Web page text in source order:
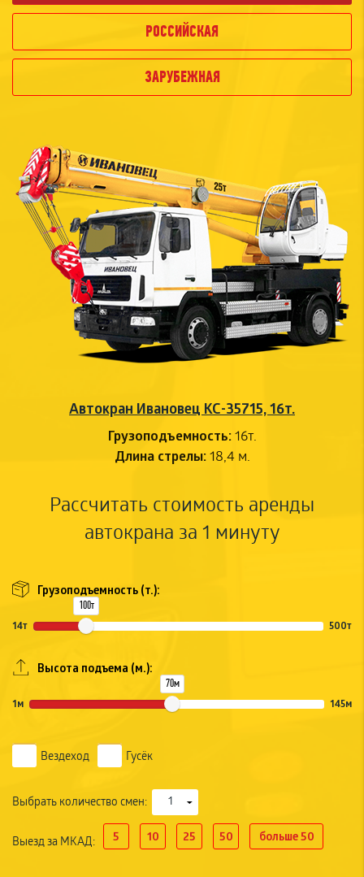
РОССИЙСКАЯ
ЗАРУБЕЖНАЯ
Автокран Ивановец КС-35715, 16т.
Грузоподъемность:16т.
Длина стрелы:18,4 м.
Рассчитать стоимость аренды
автокрана за 1 минуту
Грузоподъемность (т.):
14т
100т
500т
Высота подъема (м.):
1м
70м
145м
Вездеход Гусёк
Выбрать количество смен: ▼
Выезд за МКАД: 5 10 25 50 больше 50